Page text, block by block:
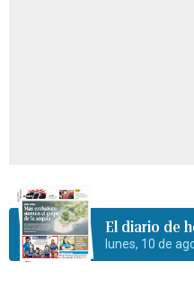
El diario de
lunes, 10 de